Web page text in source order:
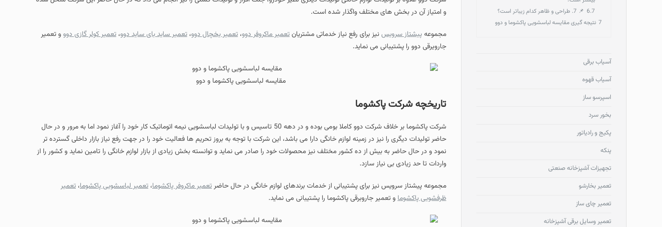
و امتیاز آن در بخش های مختلف واگذار شده است.
مجموعه پیشتاز سرویسنیز برای رفع نیاز خدماتی مشتریانتعمیر ماکروفر دوو، تعمیر یخچال دوو، تعمیر ساید بای ساید دوو، تعمیر کولر گازی دووو تعمیر
جارویرقی دوو را پشتیبانی می نماید.
مقایسه لباسشویی پاکشوما و دوو
تاریخچه شرکت پاکشوما
شرکت پاکشوما بر خلاف شرکت دوو کاملا بومی بوده و در دهه 50 تاسیس و با تولیدات لباسشویی نیمه اتوماتیک کار خود را آغاز نمود اما به مرور و در حال
حاضر تولیدات دیگری را نیز در زمینه لوازم خانگی دارا می باشد، این شرکت با توجه به بروز تحریم ها فعالیت خود را در جهت رفع نیاز بازار داخلی گسترده تر
نمود و در حال حاضر به بیش از ده کشور مختلف نیز محصولات خود را صادر می نماید و توانسته بخش زیادی از بازار لوازم خانگی را تامین نماید و کشور را از
واردات تا حد زیادی بی نیاز سازد.
مجموعه پیشتاز سرویس نیز برای پشتیبانی از خدمات برندهای لوازم خانگی در حال حاضرتعمیر ماکروفر پاکشوما، تعمیر لباسشویی پاکشوما، تعمیر
ظرفشویی پاکشوماو تعمیر جاروبرقی پاکشوما را پشتیبانی می نماید.
6.7 📌 7. طراحی و ظاهر کدام زیباتر است؟
7 نتیجه گیری مقایسه لباسشویی پاکشوما و دوو
آسیاب برقی
آسیاب قهوه
اسپرسو ساز
بخور سرد
پکیج و رادیاتور
پنکه
تجهیزات آشپزخانه صنعتی
تعمیر بخارشو
تعمیر چای ساز
تعمیر وسایل برقی آشپزخانه